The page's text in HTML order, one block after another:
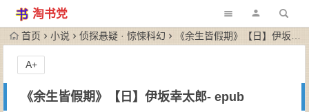
淘书党
首页 小说 侦探悬疑 · 惊悚科幻 《余生皆假期》【日】伊坂幸太郎- epub
《余生皆假期》【日】伊坂幸太郎- epub
A+